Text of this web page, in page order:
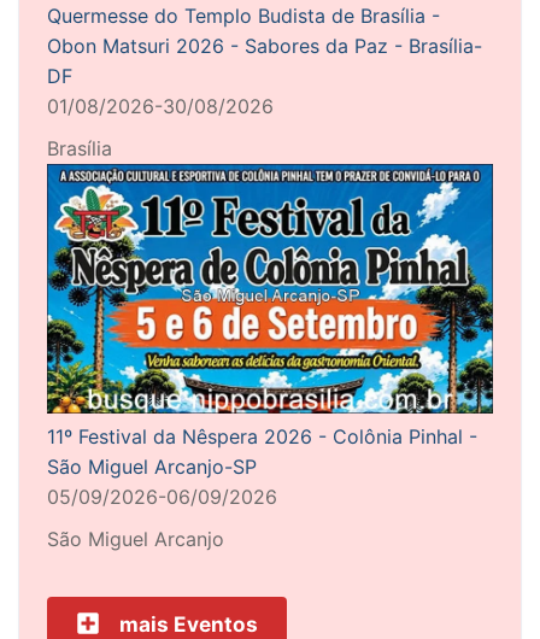
Quermesse do Templo Budista de Brasília -
Obon Matsuri 2026 - Sabores da Paz - Brasília-
DF
01/08/2026-30/08/2026
Brasília
11º Festival da Nêspera 2026 - Colônia Pinhal -
São Miguel Arcanjo-SP
05/09/2026-06/09/2026
São Miguel Arcanjo
mais Eventos